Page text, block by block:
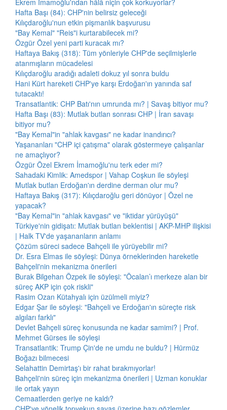
Ekrem İmamoğlu'ndan hâlâ niçin çok korkuyorlar?
Hafta Başı (84): CHP'nin belirsiz geleceği
Kılıçdaroğlu'nun etkin pişmanlık başvurusu
"Bay Kemal" "Reis"i kurtarabilecek mi?
Özgür Özel yeni parti kuracak mı?
Haftaya Bakış (318): Tüm yönleriyle CHP'de seçilmişlerle
atanmışların mücadelesi
Kılıçdaroğlu aradığı adaleti dokuz yıl sonra buldu
Hani Kürt hareketi CHP'ye karşı Erdoğan'ın yanında saf
tutacaktı!
Transatlantik: CHP Batı'nın umrunda mı? | Savaş bitiyor mu?
Hafta Başı (83): Mutlak butlan sonrası CHP | İran savaşı
bitiyor mu?
"Bay Kemal"in "ahlak kavgası" ne kadar inandırıcı?
Yaşananları "CHP içi çatışma" olarak göstermeye çalışanlar
ne amaçlıyor?
Özgür Özel Ekrem İmamoğlu'nu terk eder mi?
Sahadaki Kimlik: Amedspor | Vahap Coşkun ile söyleşi
Mutlak butlan Erdoğan'ın derdine derman olur mu?
Haftaya Bakış (317): Kılıçdaroğlu geri dönüyor | Özel ne
yapacak?
"Bay Kemal"in "ahlak kavgası" ve "iktidar yürüyüşü"
Türkiye'nin gidişatı: Mutlak butlan beklentisi | AKP-MHP ilişkisi
| Halk TV'de yaşananların anlamı
Çözüm süreci sadece Bahçeli ile yürüyebilir mi?
Dr. Esra Elmas ile söyleşi: Dünya örneklerinden hareketle
Bahçeli'nin mekanizma önerileri
Burak Bilgehan Özpek ile söyleşi: "Öcalan’ı merkeze alan bir
süreç AKP için çok riskli"
Rasim Ozan Kütahyalı için üzülmeli miyiz?
Edgar Şar ile söyleşi: "Bahçeli ve Erdoğan'ın süreçte risk
algıları farklı"
Devlet Bahçeli süreç konusunda ne kadar samimi? | Prof.
Mehmet Gürses ile söyleşi
Transatlantik: Trump Çin'de ne umdu ne buldu? | Hürmüz
Boğazı bilmecesi
Selahattin Demirtaş'ı bir rahat bırakmıyorlar!
Bahçeli'nin süreç için mekanizma önerileri | Uzman konuklar
ile ortak yayın
Cemaatlerden geriye ne kaldı?